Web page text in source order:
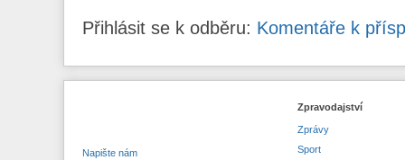
Přihlásit se k odběru: Komentáře k
Napište nám
Zpravodajství
Zprávy
Sport